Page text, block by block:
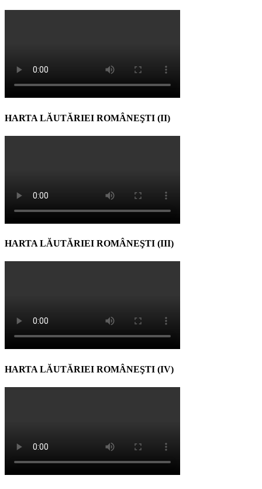
HARTA LĂUTĂRIEI ROMÂNEŞTI (II)
HARTA LĂUTĂRIEI ROMÂNEŞTI (III)
HARTA LĂUTĂRIEI ROMÂNEŞTI (IV)